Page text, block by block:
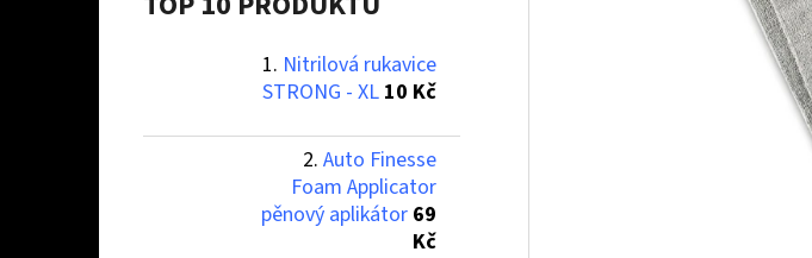
Nitrilová rukavice
STRONG - XL 10 Kč
Auto Finesse
Foam Applicator
pěnový aplikátor 69
Kč
NITRILOVÁ RUKAVICE STRONG - XL
AUTO FINESSE FOAM APPLICATOR